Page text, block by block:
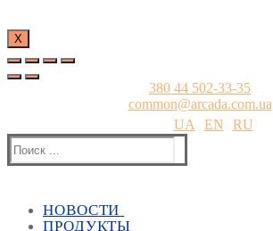
Х
380 44 502-33-35
common@arcada.com.ua
UA
EN
RU
Найти:
НОВОСТИ
Все новости
ПРОДУКТЫ